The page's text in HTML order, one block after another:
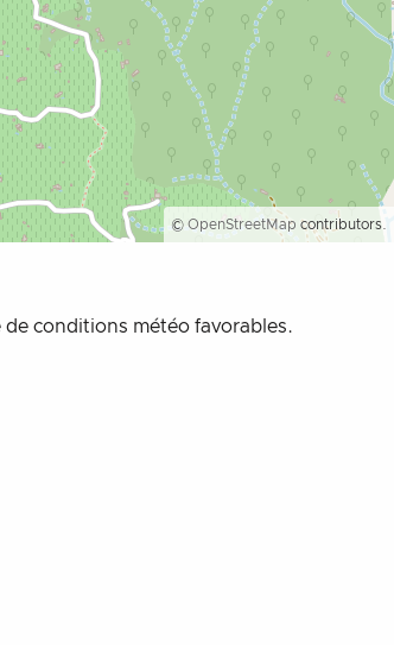
© OpenStreetMap contributors.
de conditions météo favorables.